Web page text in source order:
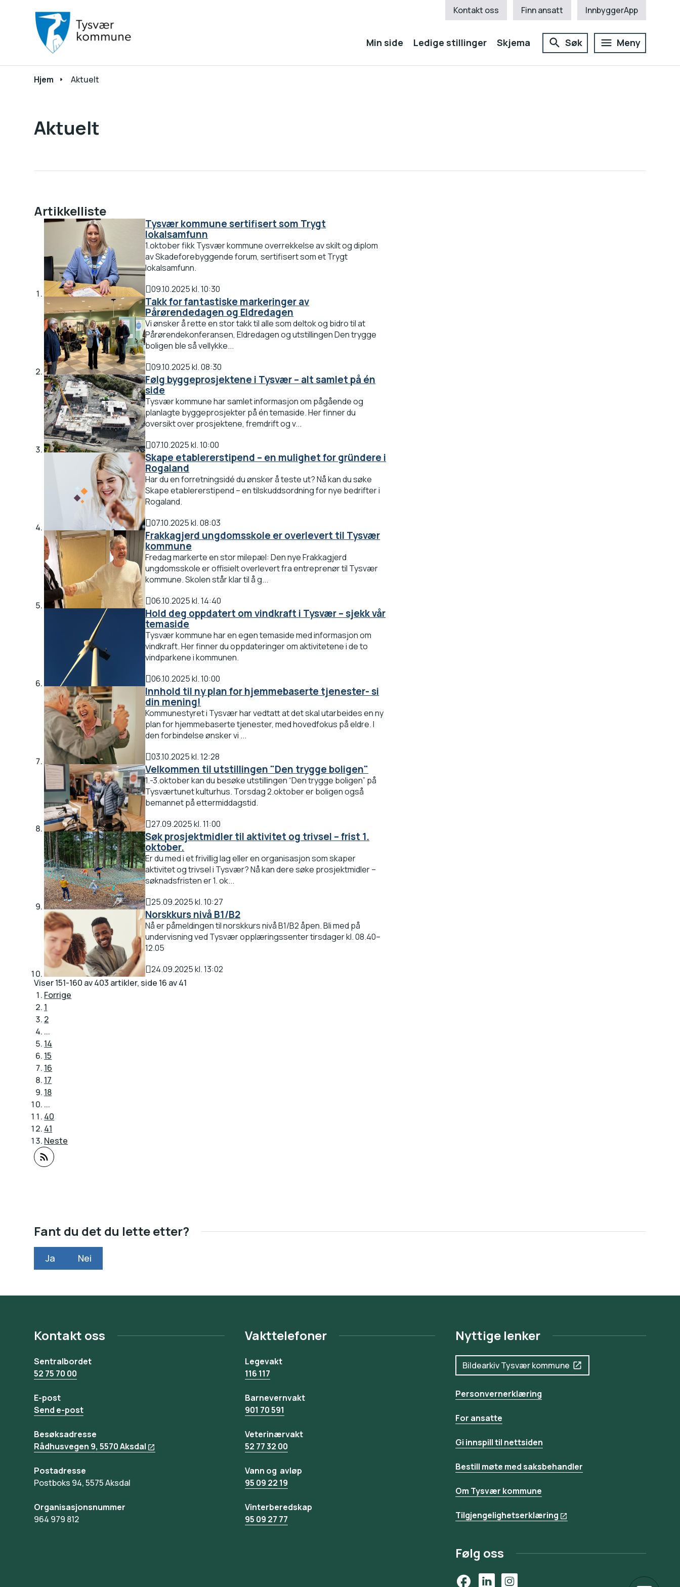
Kontakt oss Finn ansatt InnbyggerApp
Min side Ledige stillinger Skjema Søk Meny
Du er her:
Hjem Aktuelt
Aktuelt
Artikkelliste
Tysvær kommune sertifisert som Trygt
lokalsamfunn
1.oktober fikk Tysvær kommune overrekkelse av skilt og diplom
av Skadeforebyggende forum, sertifisert som et Trygt
lokalsamfunn.
Publisert
09.10.2025 kl. 10:30
Takk for fantastiske markeringer av
Pårørendedagen og Eldredagen
Vi ønsker å rette en stor takk til alle som deltok og bidro til at
Pårørendekonferansen, Eldredagen og utstillingen Den trygge
boligen ble så vellykke...
Publisert
09.10.2025 kl. 08:30
Følg byggeprosjektene i Tysvær – alt samlet på én
side
Tysvær kommune har samlet informasjon om pågående og
planlagte byggeprosjekter på én temaside. Her finner du
oversikt over prosjektene, fremdrift og v...
Publisert
07.10.2025 kl. 10:00
Skape etablererstipend – en mulighet for gründere i
Rogaland
Har du en forretningsidé du ønsker å teste ut? Nå kan du søke
Skape etablererstipend – en tilskuddsordning for nye bedrifter i
Rogaland.
Publisert
07.10.2025 kl. 08:03
Frakkagjerd ungdomsskole er overlevert til Tysvær
kommune
Fredag markerte en stor milepæl: Den nye Frakkagjerd
ungdomsskole er offisielt overlevert fra entreprenør til Tysvær
kommune. Skolen står klar til å g...
Publisert
06.10.2025 kl. 14:40
Hold deg oppdatert om vindkraft i Tysvær – sjekk vår
temaside
Tysvær kommune har en egen temaside med informasjon om
vindkraft. Her finner du oppdateringer om aktivitetene i de to
vindparkene i kommunen.
Publisert
06.10.2025 kl. 10:00
Innhold til ny plan for hjemmebaserte tjenester- si
din mening!
Kommunestyret i Tysvær har vedtatt at det skal utarbeides en ny
plan for hjemmebaserte tjenester, med hovedfokus på eldre. I
den forbindelse ønsker vi ...
Publisert
03.10.2025 kl. 12:28
Velkommen til utstillingen "Den trygge boligen"
1.-3.oktober kan du besøke utstillingen “Den trygge boligen” på
Tysværtunet kulturhus. Torsdag 2.oktober er boligen også
bemannet på ettermiddagstid.
Publisert
27.09.2025 kl. 11:00
Søk prosjektmidler til aktivitet og trivsel – frist 1.
oktober.
Er du med i et frivillig lag eller en organisasjon som skaper
aktivitet og trivsel i Tysvær? Nå kan dere søke prosjektmidler –
søknadsfristen er 1. ok...
Publisert
25.09.2025 kl. 10:27
Norskkurs nivå B1/B2
Nå er påmeldingen til norskkurs nivå B1/B2 åpen. Bli med på
undervisning ved Tysvær opplæringssenter tirsdager kl. 08.40–
12.05
Publisert
24.09.2025 kl. 13:02
Viser151-160 av403 artikler, side 16 av41
Forrige
1
2
...
14
15
16
17
18
...
40
41
Neste
Fant du det du lette etter?
Ja Nei
Kontakt oss
Sentralbordet
52 75 70 00
E-post
Send e-post
Besøksadresse
Rådhusvegen 9, 5570 Aksdal
Postadresse
Postboks 94, 5575 Aksdal
Organisasjonsnummer
964 979 812
Vakttelefoner
Legevakt
116 117
Barnevernvakt
901 70 591
Veterinærvakt
52 77 32 00
Vann og avløp
95 09 22 19
Vinterberedskap
95 09 27 77
Nyttige lenker
Bildearkiv Tysvær kommune
Personvernerklæring
For ansatte
Gi innspill til nettsiden
Bestill møte med saksbehandler
Om Tysvær kommune
Tilgjengelighetserklæring
Følg oss
FacebookLinkedInInstagram